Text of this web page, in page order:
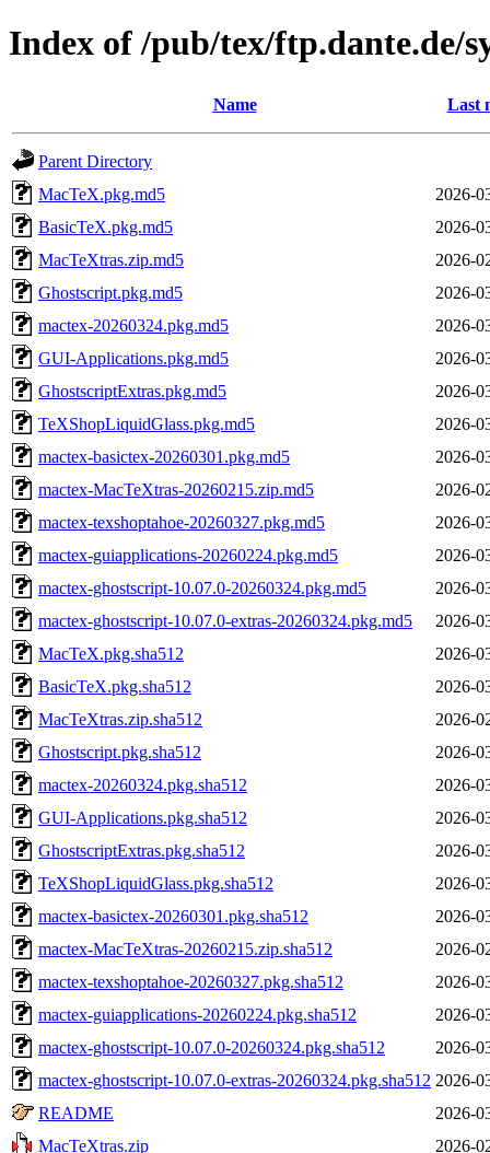
Index of /pub/tex/ftp.dante.de/
Name Last
Parent Directory
MacTeX.pkg.md5
2026-
BasicTeX.pkg.md5
2026-
MacTeXtras.zip.md5
2026-
Ghostscript.pkg.md5
2026-
mactex-20260324.pkg.md5
2026-
GUI-Applications.pkg.md5
2026-
GhostscriptExtras.pkg.md5
2026-
TeXShopLiquidGlass.pkg.md5
2026-
mactex-basictex-20260301.pkg.md5
2026-
mactex-MacTeXtras-20260215.zip.md5
2026-
mactex-texshoptahoe-20260327.pkg.md5
2026-
mactex-guiapplications-20260224.pkg.md5
2026-
mactex-ghostscript-10.07.0-20260324.pkg.md5
2026-
mactex-ghostscript-10.07.0-extras-20260324.pkg.md5
2026-
MacTeX.pkg.sha512
2026-
BasicTeX.pkg.sha512
2026-
MacTeXtras.zip.sha512
2026-
Ghostscript.pkg.sha512
2026-
mactex-20260324.pkg.sha512
2026-
GUI-Applications.pkg.sha512
2026-
GhostscriptExtras.pkg.sha512
2026-
TeXShopLiquidGlass.pkg.sha512
2026-
mactex-basictex-20260301.pkg.sha512
2026-
mactex-MacTeXtras-20260215.zip.sha512
2026-
mactex-texshoptahoe-20260327.pkg.sha512
2026-
mactex-guiapplications-20260224.pkg.sha512
2026-
mactex-ghostscript-10.07.0-20260324.pkg.sha512
2026-
mactex-ghostscript-10.07.0-extras-20260324.pkg.sha512 2026-
README
2026-
MacTeXtras.zip
2026-